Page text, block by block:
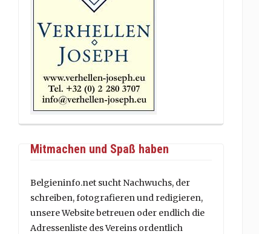
Mitmachen und Spaß haben
Belgieninfo.net sucht Nachwuchs, der
schreiben, fotografieren und redigieren,
unsere Website betreuen oder endlich die
Adressenliste des Vereins ordentlich